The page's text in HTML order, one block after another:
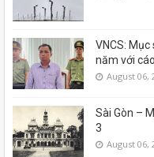
VNCS:
năm với
August 06,
Sài Gòn –
3
August 06,